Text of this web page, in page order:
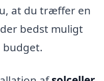
at du træffer en
bedst muligt
budget.